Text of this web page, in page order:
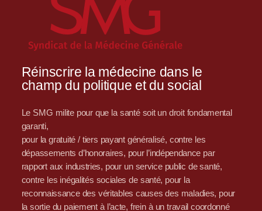
Réinscrire la médecine dans le
champ du politique et du social
Le SMG milite pour que la santé soit un droit fondamental
garanti,
pour la gratuité / tiers payant généralisé, contre les
dépassements d’honoraires, pour l’indépendance par
rapport aux industries, pour un service public de santé,
contre les inégalités sociales de santé, pour la
reconnaissance des véritables causes des maladies, pour
la sortie du paiement à l’acte, frein à un travail coordonné